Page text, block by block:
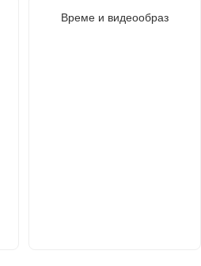
Време и видеообраз